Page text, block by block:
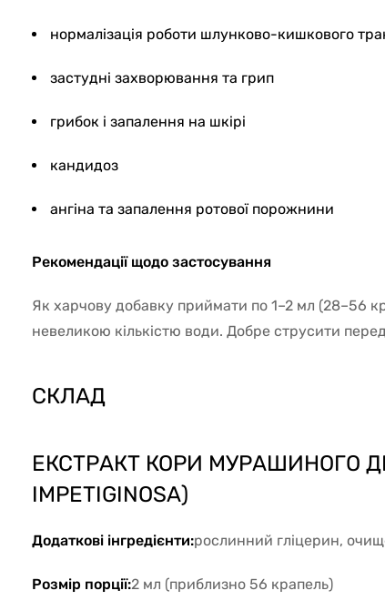
нормалізація роботи шлунково-кишкового
застудні захворювання та грип
грибок і запалення на шкірі
кандидоз
ангіна та запалення ротової порожнини
Рекомендації щодо застосування
Як харчову добавку приймати по 1–2 мл (28–56
невеликою кількістю води. Добре струсити
СКЛАД
ЕКСТРАКТ КОРИ МУРАШИНОГО
IMPETIGINOSA)
Додаткові інгредієнти:рослинний гліцерин,
Розмір порції:2 мл (приблизно 56 крапель)